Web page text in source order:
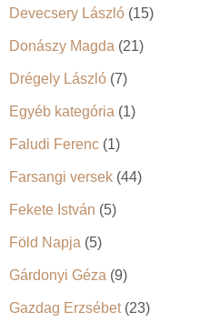
Devecsery László (15)
Donászy Magda (21)
Drégely László (7)
Egyéb kategória (1)
Faludi Ferenc (1)
Farsangi versek (44)
Fekete István (5)
Föld Napja (5)
Gárdonyi Géza (9)
Gazdag Erzsébet(23)